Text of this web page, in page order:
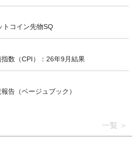
トコイン先物SQ
数（CPI）：26年9月結果
告（ベージュブック）
一覧